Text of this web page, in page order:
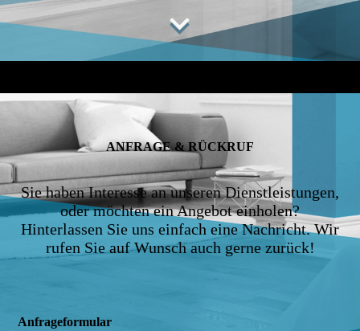
ANFRAGE & RÜCKRUF
Sie haben Interesse an unseren Dienstleistungen,
oder möchten ein Angebot einholen?
Hinterlassen Sie uns einfach eine Nachricht. Wir
rufen Sie auf Wunsch auch gerne zurück!
Anfrage­formular